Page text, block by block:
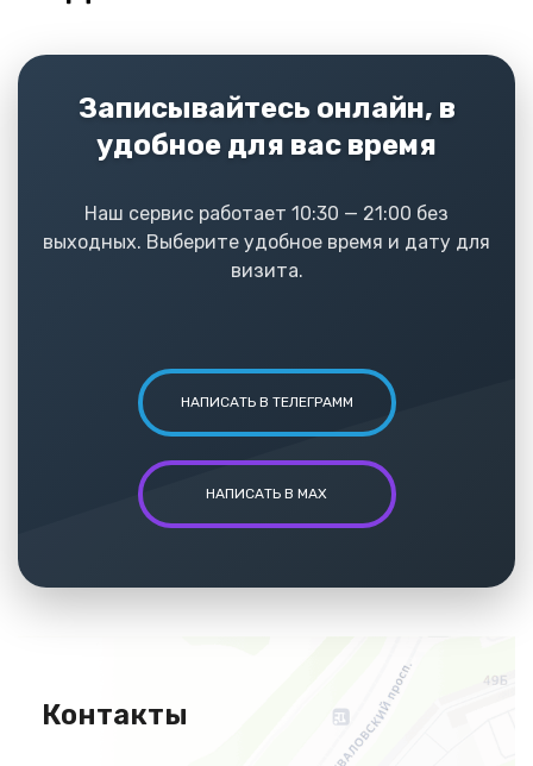
Записывайтесь онлайн, в
удобное для вас время
Наш сервис работает 10:30 — 21:00 без
выходных. Выберите удобное время и дату для
визита.
НАПИСАТЬ В ТЕЛЕГРАММ
НАПИСАТЬ В MAX
Контакты